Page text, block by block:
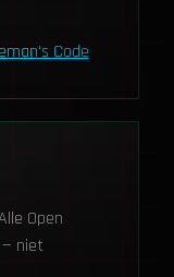
Code
Open
— niet